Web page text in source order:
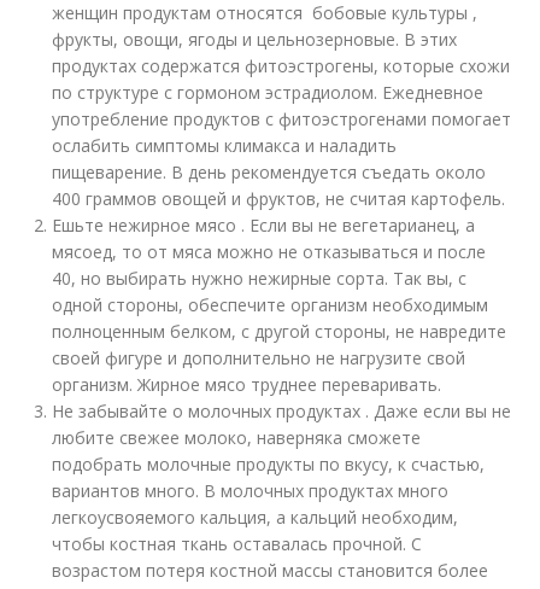
женщин продуктам относятся бобовые культуры ,
фрукты, овощи, ягоды и цельнозерновые. В этих
продуктах содержатся фитоэстрогены, которые схожи
по структуре с гормоном эстрадиолом. Ежедневное
употребление продуктов с фитоэстрогенами помогает
ослабить симптомы климакса и наладить
пищеварение. В день рекомендуется съедать около
400 граммов овощей и фруктов, не считая картофель.
Ешьте нежирное мясо . Если вы не вегетарианец, а
мясоед, то от мяса можно не отказываться и после
40, но выбирать нужно нежирные сорта. Так вы, с
одной стороны, обеспечите организм необходимым
полноценным белком, с другой стороны, не навредите
своей фигуре и дополнительно не нагрузите свой
организм. Жирное мясо труднее переваривать.
Не забывайте о молочных продуктах . Даже если вы не
любите свежее молоко, наверняка сможете
подобрать молочные продукты по вкусу, к счастью,
вариантов много. В молочных продуктах много
легкоусвояемого кальция, а кальций необходим,
чтобы костная ткань оставалась прочной. С
возрастом потеря костной массы становится более